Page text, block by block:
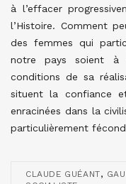
à l’effacer
l’Histoire. Comment
des femmes qui
notre pays soient à
conditions de sa
situent la confiance
enracinées dans la
particulièrement
CLAUDE GUÉANT,